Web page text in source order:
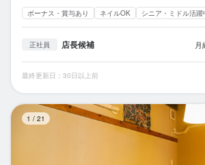
ボーナス・賞与あり ネイルOK シニア・ミドル活躍
正社員 店長候補 月
最終更新日：30日以上前
1 / 21